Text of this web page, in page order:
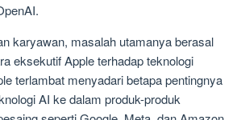
karyawan, masalah utamanya berasal
eksekutif Apple terhadap teknologi
terlambat menyadari betapa pentingnya
AI ke dalam produk-produk